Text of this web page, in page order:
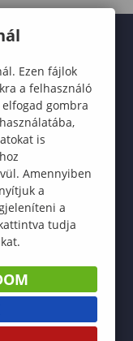
Ezen fájlok
a felhasználó
gombra
is
Amennyiben
a
a
tudja